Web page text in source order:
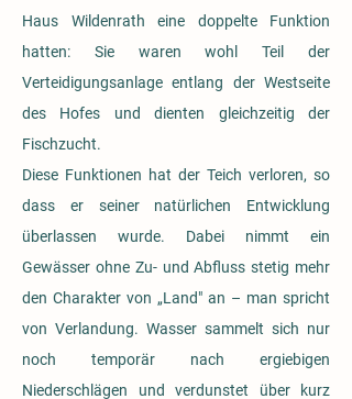
Haus Wildenrath eine doppelte Funktion
hatten: Sie waren wohl Teil der
Verteidigungsanlage entlang der Westseite
des Hofes und dienten gleichzeitig der
Fischzucht.
Diese Funktionen hat der Teich verloren, so
dass er seiner natürlichen Entwicklung
überlassen wurde. Dabei nimmt ein
Gewässer ohne Zu- und Abfluss stetig mehr
den Charakter von „Land" an – man spricht
von Verlandung. Wasser sammelt sich nur
noch temporär nach ergiebigen
Niederschlägen und verdunstet über kurz